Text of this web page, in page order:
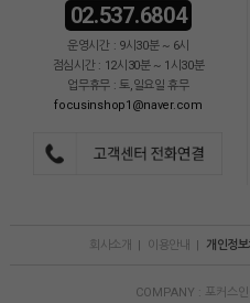
02.537.6804
운영시간 : 9시30분 ~ 6시
점심시간 : 12시30분 ~ 1시30분
업무휴무 : 토,일요일 휴무
focusinshop1@naver.com
회사소개 | 이용안내 | 개인정
COMPANY : 포커스